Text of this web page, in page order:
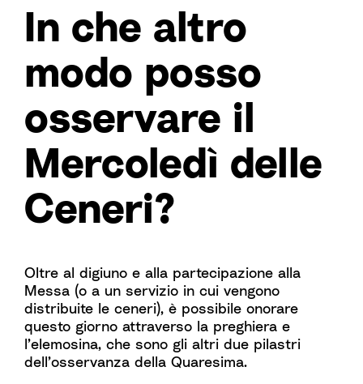
In che altro
modo posso
osservare il
Mercoledì delle
Ceneri?
Oltre al digiuno e alla partecipazione alla
Messa (o a un servizio in cui vengono
distribuite le ceneri), è possibile onorare
questo giorno attraverso la preghiera e
l’elemosina, che sono gli altri due pilastri
dell’osservanza della Quaresima.